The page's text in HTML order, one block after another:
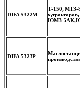
DIFA 5322M
Т-150, МТЗ-
ЮМЗ-
DIFA 5323P
производства